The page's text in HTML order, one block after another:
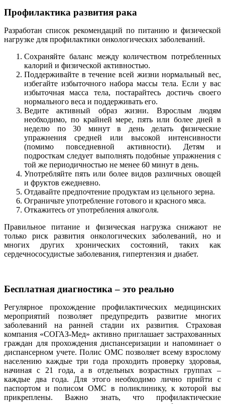
Профилактика развития рака
Разработан список рекомендаций по питанию и физической
нагрузке для профилактики онкологических заболеваний.
Сохраняйте баланс между количеством потребленных
калорий и физической активностью.
Поддерживайте в течение всей жизни нормальный вес,
избегайте избыточного набора массы тела. Если у вас
избыточная масса тела, постарайтесь достичь своего
нормального веса и поддерживать его.
Ведите активный образ жизни. Взрослым людям
необходимо, по крайней мере, пять или более дней в
неделю по 30 минут в день делать физические
упражнения средней или высокой интенсивности
(помимо повседневной активности). Детям и
подросткам следует выполнять подобные упражнения с
той же периодичностью не менее 60 минут в день.
Употребляйте пять или более видов различных овощей
и фруктов ежедневно.
Отдавайте предпочтение продуктам из цельного зерна.
Ограничьте употребление готового и красного мяса.
Откажитесь от употребления алкоголя.
Правильное питание и физическая нагрузка снижают не
только риск развития онкологических заболеваний, но и
многих других хронических состояний, таких как
сердечнососудистые заболевания, гипертензия и диабет.
Бесплатная диагностика – это реально
Регулярное прохождение профилактических медицинских
мероприятий позволяет предупредить развитие многих
заболеваний на ранней стадии их развития. Страховая
компания «СОГАЗ-Мед» активно приглашает застрахованных
граждан для прохождения диспансеризации и напоминает о
диспансерном учете. Полис ОМС позволяет всему взрослому
населению каждые три года проходить проверку здоровья,
начиная с 21 года, а в отдельных возрастных группах –
каждые два года. Для этого необходимо лично прийти с
паспортом и полисом ОМС в поликлинику, к которой вы
прикреплены. Важно знать, что профилактические